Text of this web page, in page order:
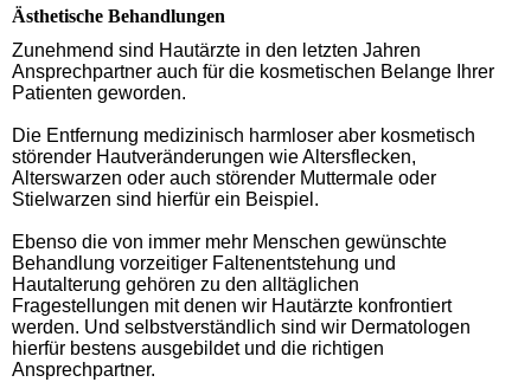
Ästhetische Behandlungen
Zunehmend sind Hautärzte in den letzten Jahren
Ansprechpartner auch für die kosmetischen Belange Ihrer
Patienten geworden.
Die Entfernung medizinisch harmloser aber kosmetisch
störender Hautveränderungen wie Altersflecken,
Alterswarzen oder auch störender Muttermale oder
Stielwarzen sind hierfür ein Beispiel.
Ebenso die von immer mehr Menschen gewünschte
Behandlung vorzeitiger Faltenentstehung und
Hautalterung gehören zu den alltäglichen
Fragestellungen mit denen wir Hautärzte konfrontiert
werden. Und selbstverständlich sind wir Dermatologen
hierfür bestens ausgebildet und die richtigen
Ansprechpartner.